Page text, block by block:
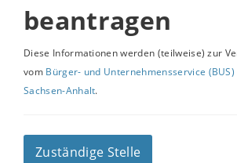
beantragen
Diese Informationen werden (teilweise) zur
vom Bürger- und Unternehmensservice (BUS)
Sachsen-Anhalt.
Zuständige Stelle